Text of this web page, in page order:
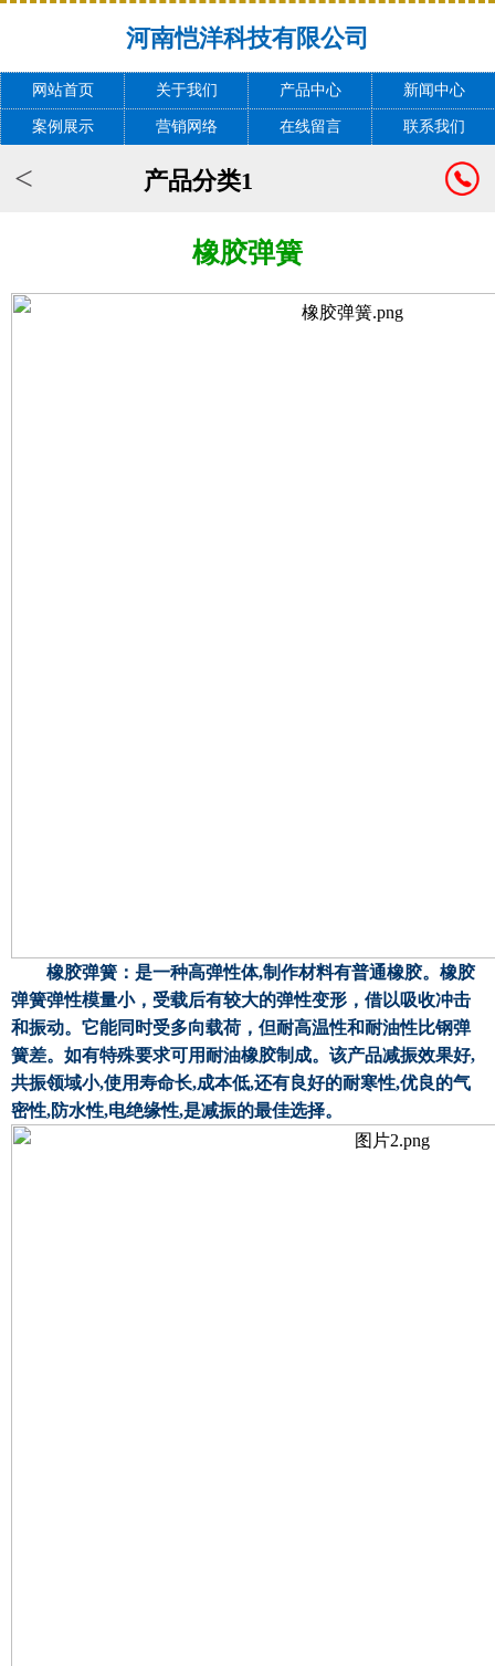
河南恺洋科技有限公司
网站首页 关于我们 产品中心 新闻中心
案例展示 营销网络 在线留言 联系我们
< 产品分类1
橡胶弹簧
橡胶弹簧 ：是一种高弹性体,制作材料有普通橡胶。橡胶
弹簧弹性模量小，受载后有较大的弹性变形，借以吸收冲击
和振动。它能同时受多向载荷，但耐高温性和耐油性比钢弹
簧差。如有特殊要求可用耐油橡胶制成。该产品减振效果好,
共振领域小,使用寿命长,成本低,还有良好的耐寒性,优良的气
密性,防水性,电绝缘性,是减振的最佳选择。